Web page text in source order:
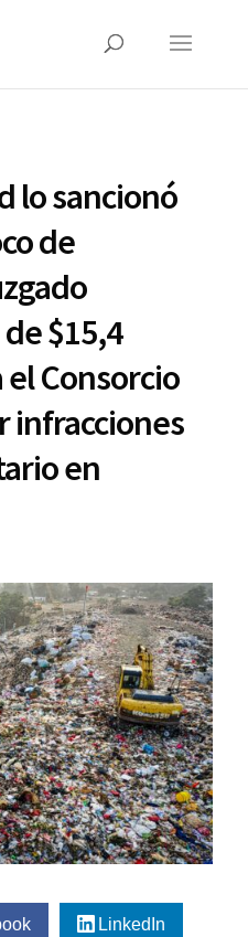
lo sancionó
de
$15,4
Consorcio
infracciones
en
LinkedIn